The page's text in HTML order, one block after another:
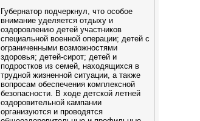
Губернатор подчеркнул, что особое
внимание уделяется отдыху и
оздоровлению детей участников
специальной военной операции; детей с
ограниченными возможностями
здоровья; детей-сирот; детей и
подростков из семей, находящихся в
трудной жизненной ситуации, а также
вопросам обеспечения комплексной
безопасности. В ходе детской летней
оздоровительной кампании
организуются и проводятся